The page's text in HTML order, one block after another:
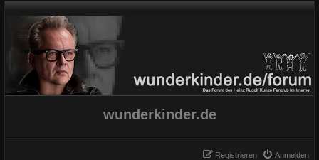
wunderkinder.de
Anmelden
Registrieren